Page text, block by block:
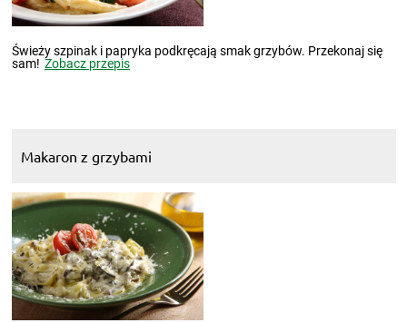
Świeży szpinak i papryka podkręcają smak grzybów. Przekonaj się
sam! Zobacz przepis
Makaron z grzybami